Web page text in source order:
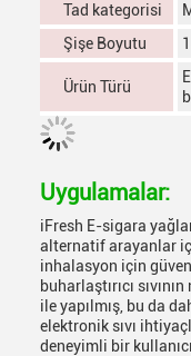
Tad kategorisi
Şişe Boyutu
Ürün Türü
Uygulamalar:
iFresh E-sigara
alternatif arayanlar
inhalasyon için
buharlaştırıcı
ile yapılmış, bu da
elektronik sıvı
deneyimli bir